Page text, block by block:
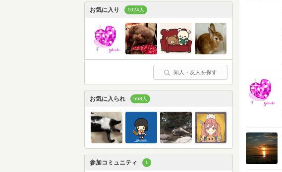
お気に入り 1024人
知人・友人を探す
お気に入られ 568人
参加コミュニティ 1